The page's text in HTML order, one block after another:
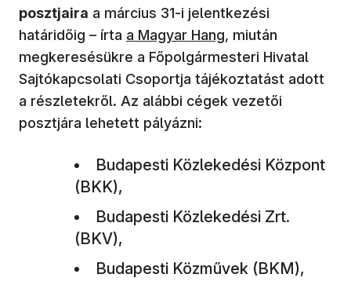
posztjaira a március 31-i jelentkezési
határidőig – írta (új ablakban nyílik meg)
a Magyar Hang, miután
megkeresésükre a Főpolgármesteri Hivatal
Sajtókapcsolati Csoportja tájékoztatást adott
a részletekről. Az alábbi cégek vezetői
posztjára lehetett pályázni:
Budapesti Közlekedési Központ
(BKK),
Budapesti Közlekedési Zrt.
(BKV),
Budapesti Közművek (BKM),